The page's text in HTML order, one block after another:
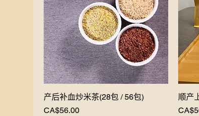
Quick View
产后补血炒米茶(28包 / 56包)
Price
CA$56.00
顺产
Price